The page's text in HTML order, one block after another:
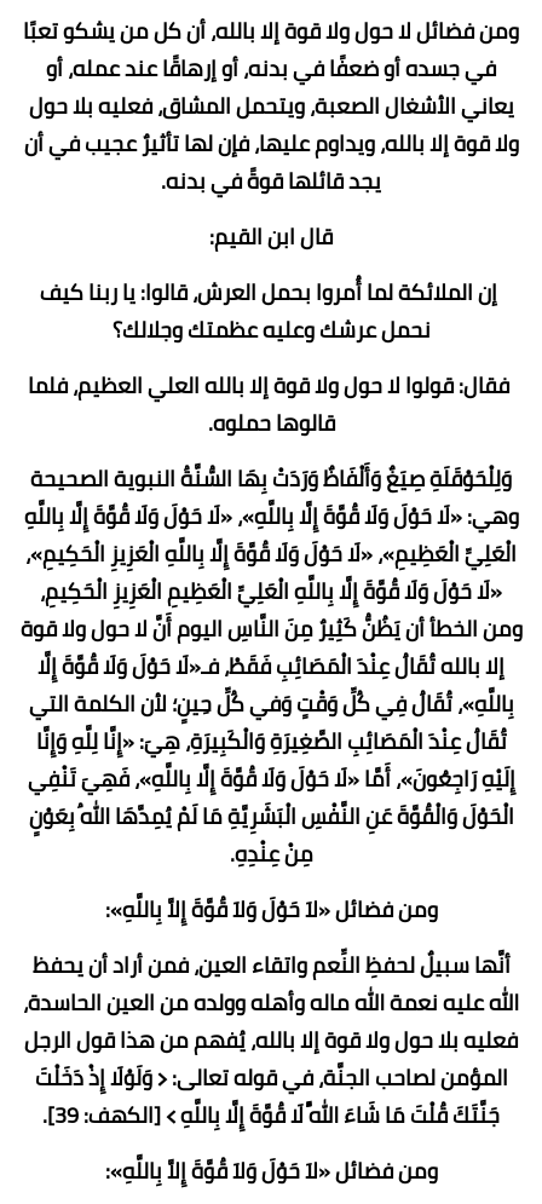
ومن فضائل لا حول ولا قوة إلا بالله، أن كل من يشكو تعبًا
في جسده أو ضعفًا في بدنه، أو إرهاقًا عند عمله، أو
يعاني الأشغال الصعبة، ويتحمل المشاق، فعليه بلا حول
ولا قوة إلا بالله، ويداوم عليها، فإن لها تأثيرٌ عجيب في أن
يجد قائلها قوةً في بدنه.
قال ابن القيم:
إن الملائكة لما أُمروا بحمل العرش، قالوا: يا ربنا كيف
نحمل عرشك وعليه عظمتك وجلالك؟
فقال: قولوا لا حول ولا قوة إلا بالله العلي العظيم، فلما
قالوها حملوه.
وَلِلْحَوْقَلَةِ صِيَغٌ وَأَلْفَاظٌ وَرَدَتْ بِهَا السُّنَّةُ النبوية الصحيحة
وهي: «لَا حَوْلَ وَلَا قُوَّةَ إِلَّا بِاللَّهِ»، «لَا حَوْلَ وَلَا قُوَّةَ إِلَّا بِاللَّهِ
الْعَلِيِّ الْعَظِيمِ»، «لَا حَوْلَ وَلَا قُوَّةَ إِلَّا بِاللَّهِ الْعَزِيزِ الْحَكِيمِ»،
«لَا حَوْلَ وَلَا قُوَّةَ إِلَّا بِاللَّهِ الْعَلِيِّ الْعَظِيمِ الْعَزِيزِ الْحَكِيمِ،
ومن الخطأ أن يَظُنُّ كَثِيرٌ مِنَ النَّاسِ اليوم أَنَّ لا حول ولا قوة
إلا بالله تُقَالُ عِنْدَ الْمَصَائِبِ فَقَطْ، فـ«لَا حَوْلَ وَلَا قُوَّةَ إِلَّا
بِاللَّهِ»، تُقَالُ فِي كُلِّ وَقْتٍ وَفي كُلِّ حِينٍ؛ لأن الكلمة التي
تُقَالُ عِنْدَ الْمَصَائِبِ الصَّغِيرَةِ وَالْكَبِيرَةِ، هِيَ: «إِنَّا لِلَّهِ وَإِنَّا
إِلَيْهِ رَاجِعُونَ»، أَمَّا «لَا حَوْلَ وَلَا قُوَّةَ إِلَّا بِاللَّهِ»، فَهِيَ تَنْفِي
الْحَوْلَ وَالْقُوَّةَ عَنِ النَّفْسِ الْبَشَرِيَّةِ مَا لَمْ يُمِدَّهَا اللهُ بِعَوْنٍ
مِنْ عِنْدِهِ.
ومن فضائل «لاَ حَوْلَ وَلاَ قُوَّةَ إِلاَّ بِاللَّهِ»:
أنَّها سبيلٌ لحفظِ النِّعم واتقاء العين، فمن أراد أن يحفظ
الله عليه نعمة الله ماله وأهله وولده من العين الحاسدة،
فعليه بلا حول ولا قوة إلا بالله، يُفهم من هذا قول الرجل
المؤمن لصاحب الجنَّة، في قوله تعالى: ﴿ وَلَوْلَا إِذْ دَخَلْتَ
جَنَّتَكَ قُلْتَ مَا شَاءَ اللَّهُ لَا قُوَّةَ إِلَّا بِاللَّهِ ﴾ [الكهف: 39].
ومن فضائل «لاَ حَوْلَ وَلاَ قُوَّةَ إِلاَّ بِاللَّهِ»: